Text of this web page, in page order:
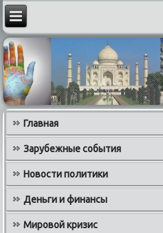
Главная
Зарубежные события
Новости политики
Деньги и финансы
Мировой кризис